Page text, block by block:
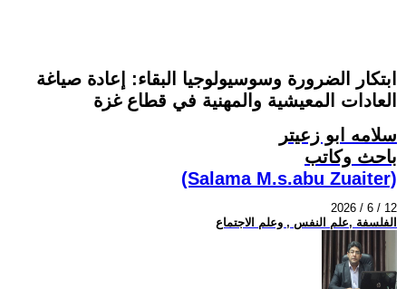
ابتكار الضرورة وسوسيولوجيا البقاء: إعادة صياغة
العادات المعيشية والمهنية في قطاع غزة
سلامه ابو زعيتر
باحث وكاتب
(Salama M.s.abu Zuaiter)
2026 / 6 / 12
الفلسفة ,علم النفس , وعلم الاجتماع